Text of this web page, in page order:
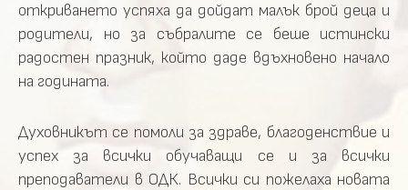
откриването успяха да дойдат малък брой деца и
родители, но за събралите се беше истински
радостен празник, който даде вдъхновено начало
на годината.
Духовникът се помоли за здраве, благоденствие и
успех за всички обучаващи се и за всички
преподаватели в ОДК. Всички си пожелаха новата